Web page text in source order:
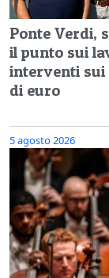
Ponte Verdi,
il punto sui
interventi sui
di euro
5 agosto 2026